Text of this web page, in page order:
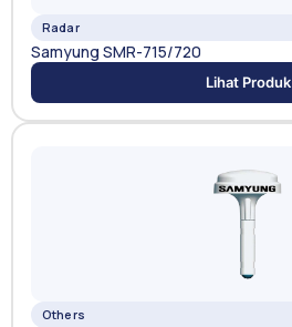
Radar
Samyung SMR-715/720
Lihat Produk
Others